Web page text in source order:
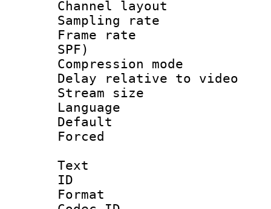
Channel
Sampling
Frame rate :
SPF)
Compression
Delay relative to
Stream size
Language
Text
ID
Format